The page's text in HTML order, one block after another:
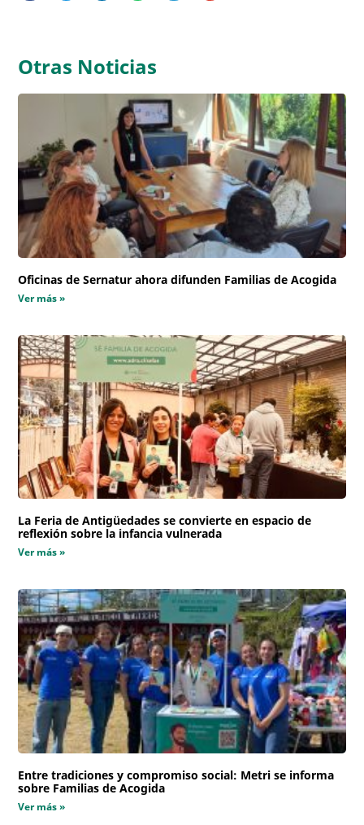
Otras Noticias
Oficinas de Sernatur ahora difunden Familias de Acogida
Ver más »
La Feria de Antigüedades se convierte en espacio de
reflexión sobre la infancia vulnerada
Ver más »
Entre tradiciones y compromiso social: Metri se informa
sobre Familias de Acogida
Ver más »